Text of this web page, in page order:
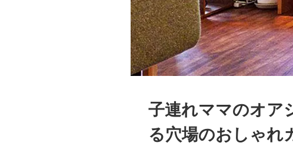
子連れママのオア
る穴場のおしゃれ